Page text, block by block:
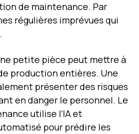
de maintenance. Par
régulières imprévues qui
petite pièce peut mettre à
production entières. Une
présenter des risques
en danger le personnel. Le
utilise l’IAet
pour prédire les